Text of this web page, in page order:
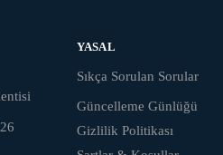
YASAL
Sıkça Sorulan Sorular
Güncelleme Günlüğü
Gizlilik Politikası